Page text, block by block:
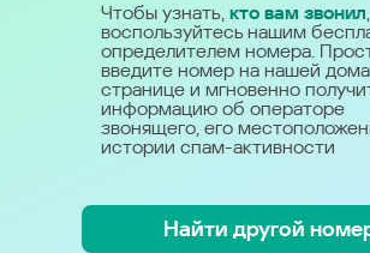
Чтобы узнать, кто вам звонил,
воспользуйтесь нашим
определителем номера.
введите номер на нашей
странице и мгновенно
информацию об операторе
звонящего, его
истории спам-активности
Найти другой